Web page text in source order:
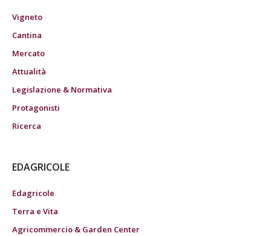
Vigneto
Cantina
Mercato
Attualità
Legislazione & Normativa
Protagonisti
Ricerca
EDAGRICOLE
Edagricole
Terra e Vita
Agricommercio & Garden Center